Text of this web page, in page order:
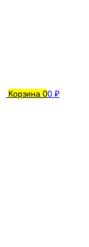
Корзина 00 ₽